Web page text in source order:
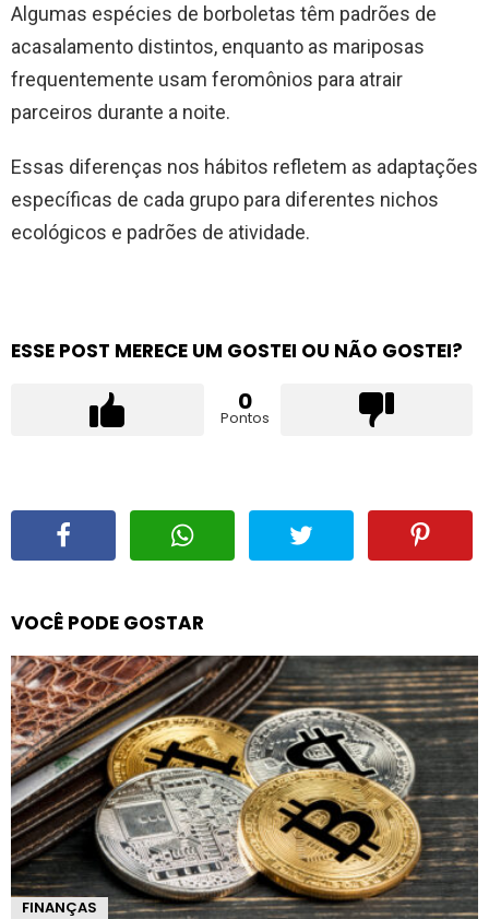
Algumas espécies de borboletas têm padrões de
acasalamento distintos, enquanto as mariposas
frequentemente usam feromônios para atrair
parceiros durante a noite.
Essas diferenças nos hábitos refletem as adaptações
específicas de cada grupo para diferentes nichos
ecológicos e padrões de atividade.
ESSE POST MERECE UM GOSTEI OU NÃO GOSTEI?
0
Pontos
VOCÊ PODE GOSTAR
FINANÇAS